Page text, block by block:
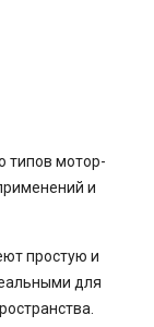
типов мотор-
и
простую и
для